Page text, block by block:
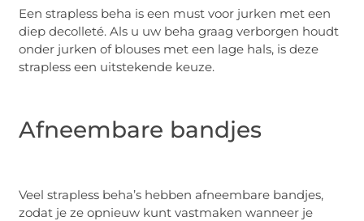
Een strapless beha is een must voor jurken met een
diep decolleté. Als u uw beha graag verborgen houdt
onder jurken of blouses met een lage hals, is deze
strapless een uitstekende keuze.
Afneembare bandjes
Veel strapless beha’s hebben afneembare bandjes,
zodat je ze opnieuw kunt vastmaken wanneer je